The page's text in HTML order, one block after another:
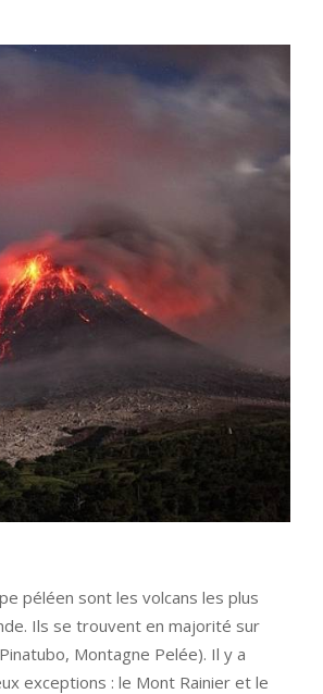
péléen sont les volcans les plus
Ils se trouvent en majorité sur
Montagne Pelée). Il y a
exceptions : le Mont Rainier et le